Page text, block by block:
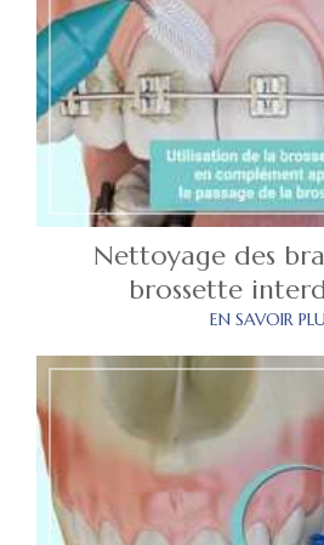
Nettoyage des
brossette
EN SAVOIR